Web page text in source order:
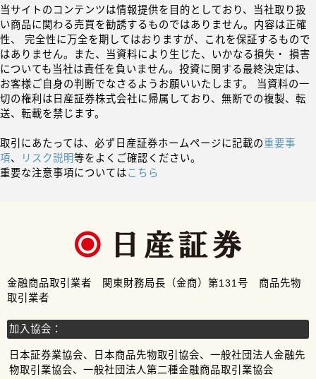
当サイトのコンテンツは情報提供を目的としており、当社取り扱
い商品に関わる売買を勧誘するものではありません。内容は正確
性、 完全性に万全を期してはおりますが、これを保証するもので
はありません。また、当資料により生じた、いかなる損失・ 損害
についても当社は責任を負いません。投資に関する最終決定は、
お客様ご自身の判断でなさるようお願いいたします。 当資料の一
切の権利は日産証券株式会社に帰属しており、無断での複製、転
送、転載を禁じます。
取引にあたっては、必ず日産証券ホームページに記載の重要事
項、 リスク説明等をよくご確認ください。
重要な注意事項についてはこちら
金融商品取引業者 関東財務局長（金商）第131号 商品先物
取引業者
加入協会：
日本証券業協会、日本商品先物取引協会、一般社団法人金融先
物取引業協会、一般社団法人第二種金融商品取引業協会